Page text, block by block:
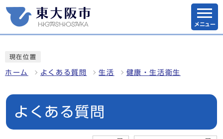
メニュー
現在位置
ホーム よくある質問 生活 健康・生活衛生
よくある質問